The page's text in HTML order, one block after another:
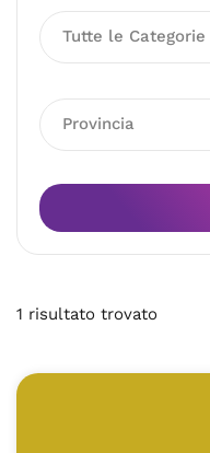
Tutte le Categorie
Provincia
1 risultato trovato